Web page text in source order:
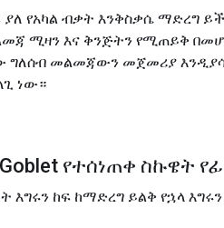
ያለ የአካል ብቃት እንቅስቃሴ ማድረግ
ሚዛን እና ቅንጅትን የሚጠይቅ
ግለሰብ መልመጃውን መጀመሪያ
ነው።
Goblet የተሰነጠቀ ስኩዌት
የፊት እግሩን ከፍ ከማድረግ ይልቅ የኋላ